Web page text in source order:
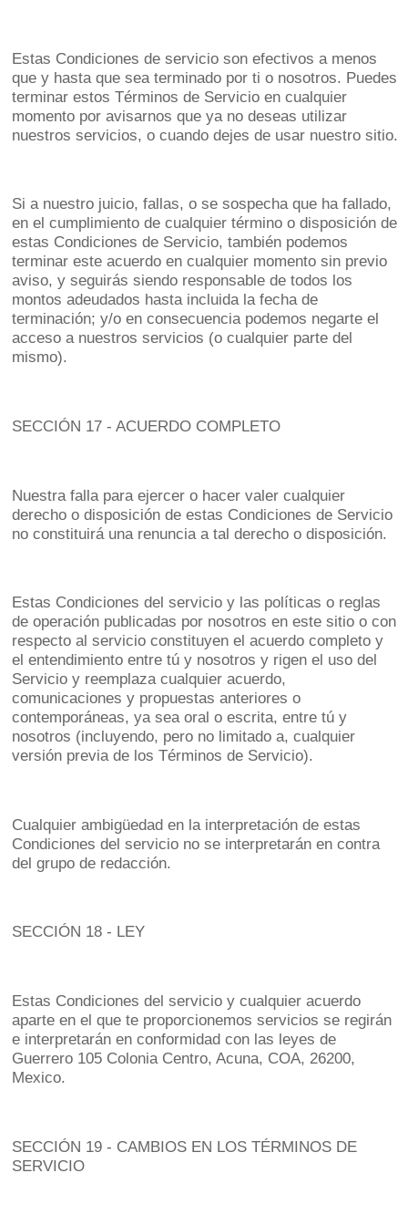
Estas Condiciones de servicio son efectivos a menos
que y hasta que sea terminado por ti o nosotros. Puedes
terminar estos Términos de Servicio en cualquier
momento por avisarnos que ya no deseas utilizar
nuestros servicios, o cuando dejes de usar nuestro sitio.
Si a nuestro juicio, fallas, o se sospecha que ha fallado,
en el cumplimiento de cualquier término o disposición de
estas Condiciones de Servicio, también podemos
terminar este acuerdo en cualquier momento sin previo
aviso, y seguirás siendo responsable de todos los
montos adeudados hasta incluida la fecha de
terminación; y/o en consecuencia podemos negarte el
acceso a nuestros servicios (o cualquier parte del
mismo).
SECCIÓN 17 - ACUERDO COMPLETO
Nuestra falla para ejercer o hacer valer cualquier
derecho o disposición de estas Condiciones de Servicio
no constituirá una renuncia a tal derecho o disposición.
Estas Condiciones del servicio y las políticas o reglas
de operación publicadas por nosotros en este sitio o con
respecto al servicio constituyen el acuerdo completo y
el entendimiento entre tú y nosotros y rigen el uso del
Servicio y reemplaza cualquier acuerdo,
comunicaciones y propuestas anteriores o
contemporáneas, ya sea oral o escrita, entre tú y
nosotros (incluyendo, pero no limitado a, cualquier
versión previa de los Términos de Servicio).
Cualquier ambigüedad en la interpretación de estas
Condiciones del servicio no se interpretarán en contra
del grupo de redacción.
SECCIÓN 18 - LEY
Estas Condiciones del servicio y cualquier acuerdo
aparte en el que te proporcionemos servicios se regirán
e interpretarán en conformidad con las leyes de
Guerrero 105 Colonia Centro, Acuna, COA, 26200,
Mexico.
SECCIÓN 19 - CAMBIOS EN LOS TÉRMINOS DE
SERVICIO